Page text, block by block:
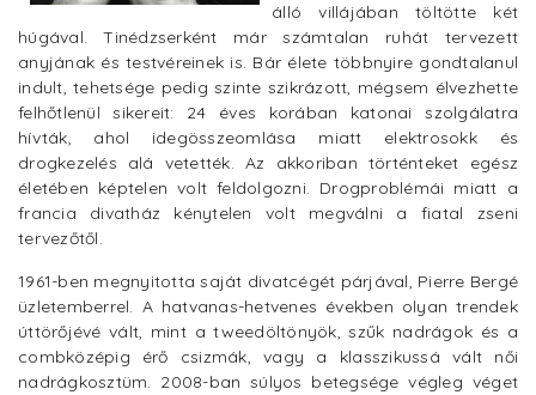
álló villájában töltötte két
húgával. Tinédzserként már számtalan ruhát tervezett
anyjának és testvéreinek is. Bár élete többnyire gondtalanul
indult, tehetsége pedig szinte szikrázott, mégsem élvezhette
felhőtlenül sikereit: 24 éves korában katonai szolgálatra
hívták, ahol idegösszeomlása miatt elektrosokk és
drogkezelés alá vetették. Az akkoriban történteket egész
életében képtelen volt feldolgozni. Drogproblémái miatt a
francia divatház kénytelen volt megválni a fiatal zseni
tervezőtől.
1961-ben megnyitotta saját divatcégét párjával, Pierre Bergé
üzletemberrel. A hatvanas-hetvenes években olyan trendek
úttörőjévé vált, mint a tweedöltönyök, szűk nadrágok és a
combközépig érő csizmák, vagy a klasszikussá vált női
nadrágkosztüm. 2008-ban súlyos betegsége végleg véget